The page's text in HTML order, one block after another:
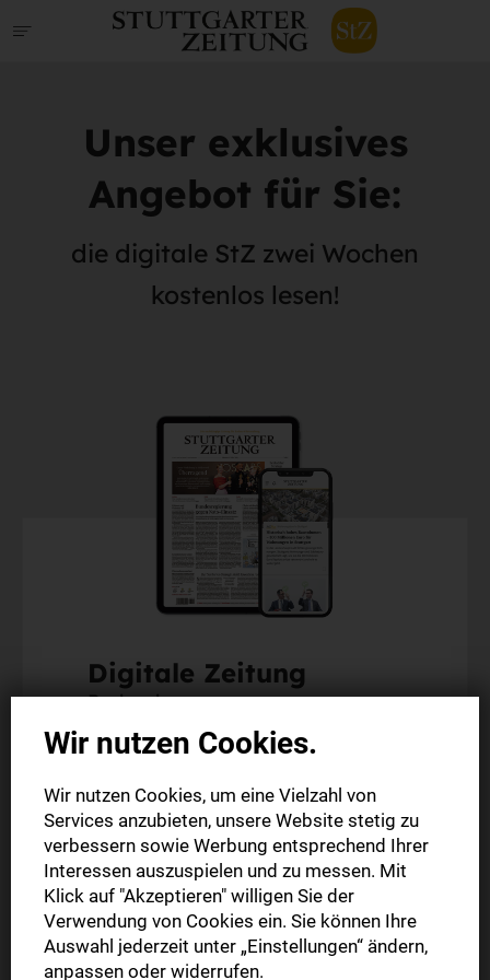
Unser exklusives
Angebot für Sie:
die digitale StZ zwei Wochen
kostenlos lesen!
Digitale Zeitung
Probeabo
Alle Inhalte der StZ-App
Die digitale Ausgabe als E-Paper (Mo.-So.)
Abonnement endet automatisch
2 Wochen
0,00 €
Wir nutzen Cookies.
Wir nutzen Cookies, um eine Vielzahl von
Services anzubieten, unsere Website stetig zu
verbessern sowie Werbung entsprechend Ihrer
Interessen auszuspielen und zu messen. Mit
Klick auf "Akzeptieren" willigen Sie der
Verwendung von Cookies ein. Sie können Ihre
Auswahl jederzeit unter „Einstellungen“ ändern,
anpassen oder widerrufen.